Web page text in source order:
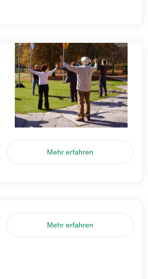
Mehr erfahren
Mehr erfahren